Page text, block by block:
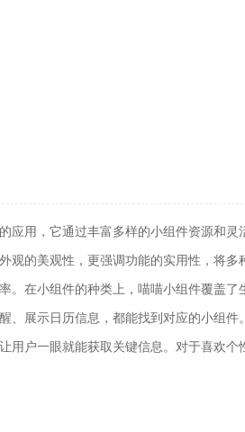
应用，它通过丰富多样的小组件资源和
观的美观性，更强调功能的实用性，将多
。在小组件的种类上，喵喵小组件覆盖
、展示日历信息，都能找到对应的小组
用户一眼就能获取关键信息。对于喜欢